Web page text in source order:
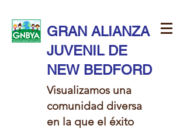
GRAN ALIANZA
JUVENIL DE
NEW BEDFORD
Visualizamos una
comunidad diversa
en la que el éxito